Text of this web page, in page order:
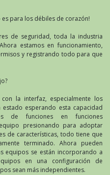
es para los débiles de corazón!
de seguridad, toda la industria
estamos en funcionamiento,
y registrando todo para que
con la interfaz, especialmente los
esperando esta capacidad
de funciones en funciones
presionando para adoptar
de características, todo tiene que
terminado. Ahora pueden
equipos se están incorporando a
en una configuración de
sean más independientes.